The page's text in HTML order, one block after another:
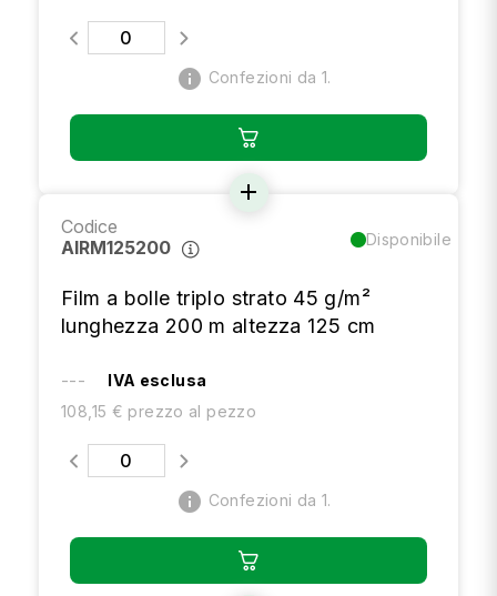
info Confezioni da 1.
add
Codice
AIRM125200
Disponibile
Film a bolle triplo strato 45 g/m²
lunghezza 200 m altezza 125 cm
---
IVA esclusa
108,15 € prezzo al pezzo
info Confezioni da 1.